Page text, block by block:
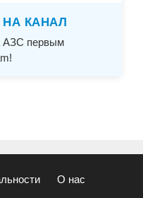
КАНАЛ
АЗС первым
О нас